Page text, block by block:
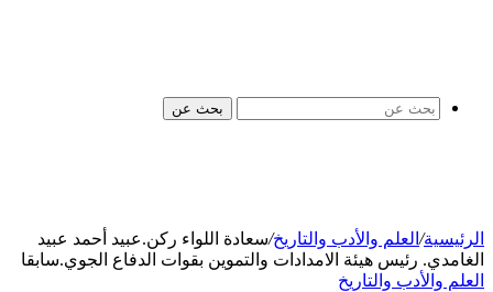
بحث عن
الرئيسية/ العلم والأدب والتاريخ/سعادة اللواء ركن.عبيد أحمد عبيد
الغامدي. رئيس هيئة الامدادات والتموين بقوات الدفاع الجوي.سابقا
العلم والأدب والتاريخ